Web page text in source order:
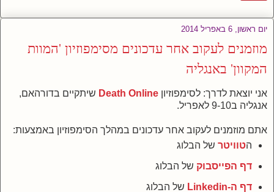
יום ראשון, 6 באפריל 2014
מוזמנים לעקוב אחר עדכונים מסימפוזיון 'המוות
המקוון' באנגליה
אני יוצאת לדרך: לסימפוזיון Death Online שיתקיים בדורהאם,
אנגליה ב9-10 לאפריל.
אתם מוזמנים לעקוב אחר עדכונים במהלך הסימפוזיון באמצעות:
הטוויטרשל הבלוג
דף הפייסבוק של הבלוג
דף ה-Linkedin
של הבלוג